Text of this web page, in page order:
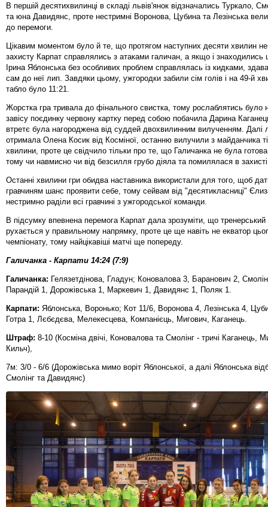
В першій десятихвилинці в складі львів'янок відзначались Туркало,
та юна Давидянс, проте нестримні Воронова, Цубина та Лезінська
до перемоги.
Цікавим моментом було й те, що протягом наступних десяти хвилин
захисту Карпат справлялись з атаками галичан, а якщо і знаходились
Ірина Яблонська без особливих проблем справлялась із кидками,
сам до неї лип. Завдяки цьому, ужгородки забили сім голів і на 49-й
табло було 11:21.
Жорстка гра тривала до фінального свистка, тому рослаблятись було
завісу поєдинку червону картку перед собою побачила Дарина
втретє була нагороджена від суддей двохвилинним вилученням. Далі
отримала Олена Косик від Косміної, останню вилучили з майданчика
хвилини, проте це свідчило тільки про те, що Галичанка не була
тому чи навмисно чи від безсилля грубо діяла та помилялася в
Останні хвилини гри обидва наставника використали для того, щоб
гравчиням шанс проявити себе, тому сейвам від "десятикласниці"
нестримно раділи всі гравчині з ужгородської команди.
В підсумку впевнена перемога Карпат дала зрозуміти, що
рухається у правильному напрямку, проте це ще навіть не екватор
чемпіонату, тому найцікавіші матчі ще попереду.
Галичанка - Карпати 14:24 (7:9)
Галичанка: Гелязетдінова, Гладун; Коновалова 3, Баранович 2,
Парандій 1, Дорожівська 1, Маркевич 1, Давидянс 1, Поляк 1.
Карпати: Яблонська, Воронько; Кот 11/6, Воронова 4, Лезінська 4,
Готра 1, Лєбєдєва, Мелекесцева, Компанієць, Мигович, Каганець.
Штраф: 8-10 (Косміна двічі, Коновалова та Смолінг - тричі Каганець,
Кильч),
7м: 3/0 - 6/6 (Дорожівська мимо воріт Яблонської, а далі Яблонська
Смолінг та Давидянс)